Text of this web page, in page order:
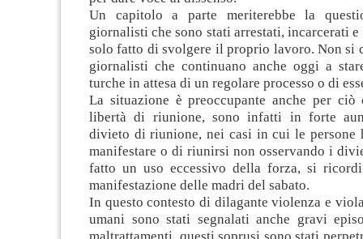
Un capitolo a parte meriterebbe la
giornalisti che sono stati arrestati, incarcerati
solo fatto di svolgere il proprio lavoro. Non si
giornalisti che continuano anche oggi a
turche in attesa di un regolare processo o di
La situazione è preoccupante anche per ciò
libertà di riunione, sono infatti in forte
divieto di riunione, nei casi in cui le persone
manifestare o di riunirsi non osservando i
fatto un uso eccessivo della forza, si
manifestazione delle madri del sabato.
In questo contesto di dilagante violenza e
umani sono stati segnalati anche gravi